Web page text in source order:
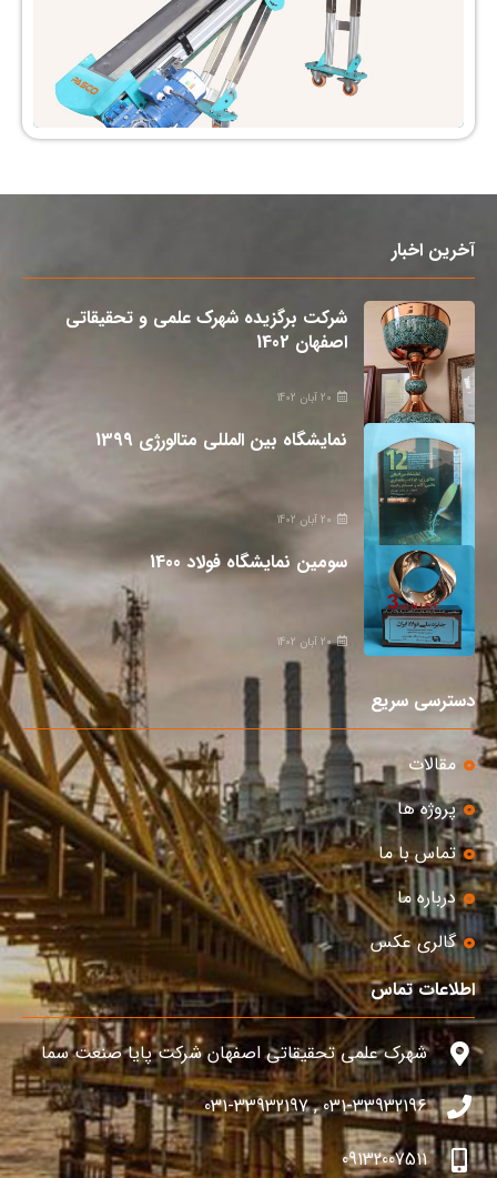
آخرین اخبار
شرکت برگزیده شهرک علمی و تحقیقاتی
اصفهان 1402
20 آبان 1402
نمایشگاه بین المللی متالورژی 1399
20 آبان 1402
سومین نمایشگاه فولاد 1400
20 آبان 1402
دسترسی سریع
مقالات
پروژه ها
تماس با ما
درباره ما
گالری عکس
اطلاعات تماس
شهرک علمی تحقیقاتی اصفهان شرکت پایا صنعت سما
031-33932196 , 031-33932197
09132007511